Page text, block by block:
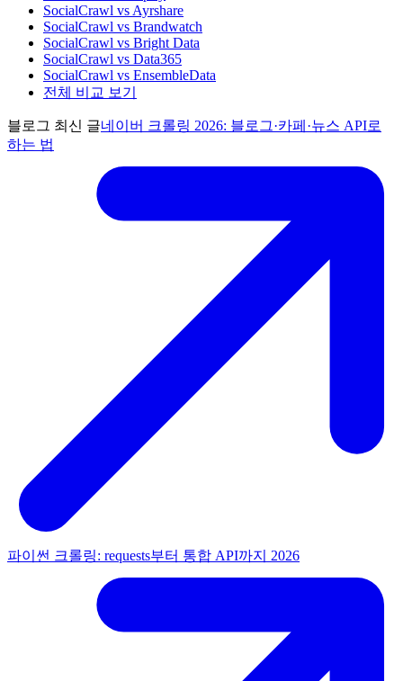
SocialCrawl vs Ayrshare
SocialCrawl vs Brandwatch
SocialCrawl vs Bright Data
SocialCrawl vs Data365
SocialCrawl vs EnsembleData
전체 비교 보기
블로그 최신 글네이버 크롤링 2026: 블로그·카페·뉴스 API로
하는 법
파이썬 크롤링: requests부터 통합 API까지 2026